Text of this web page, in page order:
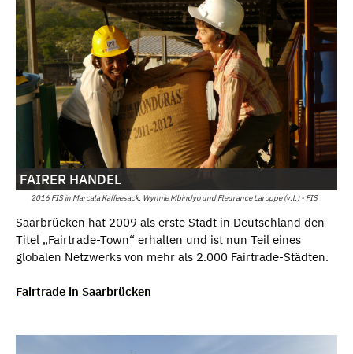
2016 FIS in Marcala Kaffeesack, Wynnie Mbindyo und Fleurance Laroppe (v.l.) - FIS
FAIRER HANDEL
Saarbrücken hat 2009 als erste Stadt in Deutschland den
Titel „Fairtrade-Town“ erhalten und ist nun Teil eines
globalen Netzwerks von mehr als 2.000 Fairtrade-Städten.
Fairtrade in Saarbrücken